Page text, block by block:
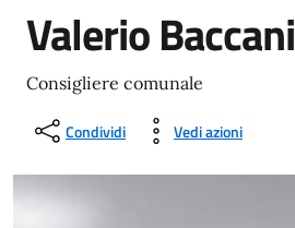
Valerio Baccani
Consigliere comunale
Condividi Vedi azioni